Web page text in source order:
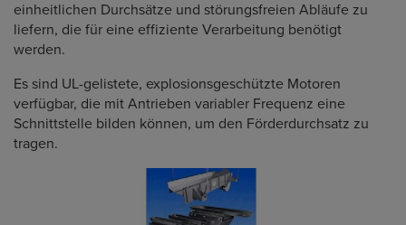
einheitlichen Durchsätze und störungsfreien Abläufe zu
liefern, die für eine effiziente Verarbeitung benötigt
werden.
Es sind UL-gelistete, explosionsgeschützte Motoren
verfügbar, die mit Antrieben variabler Frequenz eine
Schnittstelle bilden können, um den Förderdurchsatz zu
tragen.